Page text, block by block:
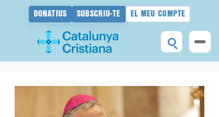
DONATIUS SUBSCRIU-TE EL MEU COMPTE